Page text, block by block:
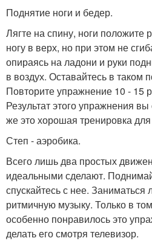
Поднятие ноги и бедер.
Лягте на спину, ноги положите
ногу в верх, но при этом не
опираясь на ладони и руки
в воздух. Оставайтесь в таком
Повторите упражнение 10 - 15
Результат этого упражнения
же это хорошая тренировка
Степ - аэробика.
Всего лишь два простых
идеальными сделают.
спускайтесь с нее. Заниматься
ритмичную музыку. Только в
особенно понравилось это
делать его смотря телевизор.